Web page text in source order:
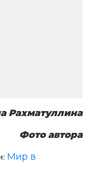
Рахматуллина
Фото автора
Мир в